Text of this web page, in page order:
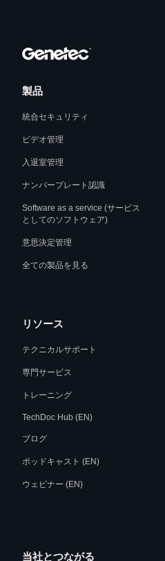
製品
統合セキュリティ
ビデオ管理
入退室管理
ナンバープレート認識
Software as a service (サービス
としてのソフトウェア)
意思決定管理
全ての製品を見る
リソース
テクニカルサポート
専門サービス
トレーニング
TechDoc Hub (EN)
ブログ
ポッドキャスト (EN)
ウェビナー (EN)
当社とつながる